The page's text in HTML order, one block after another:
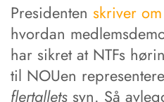
Presidenten skriver om
hvordan
har sikret at NTFs
til NOUen
flertallets syn. Så